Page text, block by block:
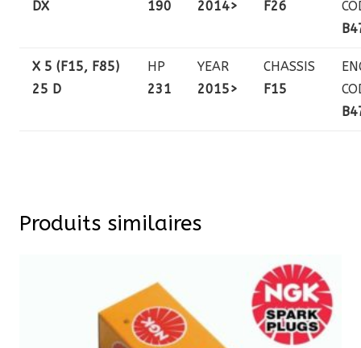
DX
190
2014>
F26
X 5 (F15, F85)
25 D
HP
231
YEAR
2015>
CHASSIS
F15
Produits similaires